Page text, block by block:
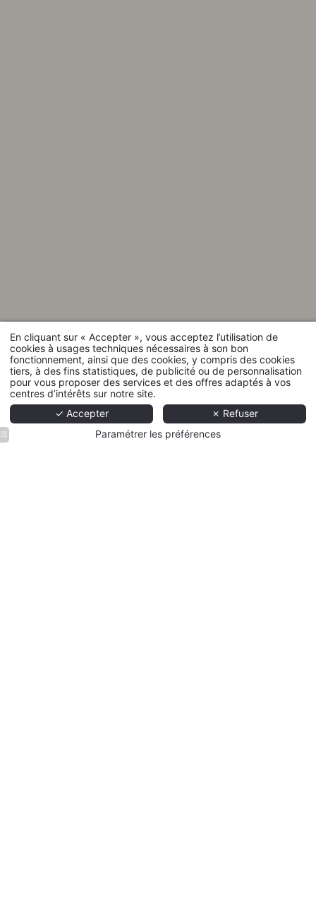
En cliquant sur « Accepter », vous acceptez l’utilisation de
cookies à usages techniques nécessaires à son bon
fonctionnement, ainsi que des cookies, y compris des cookies
tiers, à des fins statistiques, de publicité ou de personnalisation
pour vous proposer des services et des offres adaptés à vos
centres d’intérêts sur notre site.
✓ Accepter
✗ Refuser
Paramétrer les préférences